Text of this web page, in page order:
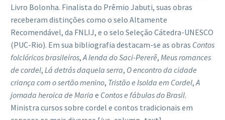
Livro Bolonha. Finalista do Prêmio Jabuti, suas obras
receberam distinções como o selo Altamente
Recomendável, da FNLIJ, e o selo Seleção Cátedra-UNESCO
(PUC-Rio). Em sua bibliografia destacam-se as obras Contos
folclóricos brasileiros, A lenda do Saci-Pererê, Meus romances
de cordel, Lá detrás daquela serra, O encontro da cidade
criança com o sertão menino, Tristão e Isolda em Cordel, A
jornada heroica de Maria e Contos e fábulas do Brasil.
Ministra cursos sobre cordel e contos tradicionais em